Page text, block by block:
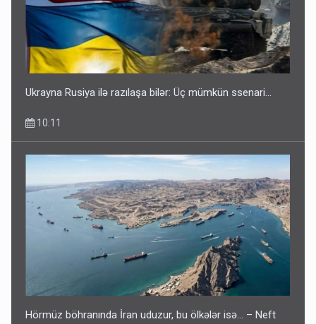
Ukrayna Rusiya ilə razılaşa bilər: Üç mümkün ssenari...
10:11
Hörmüz böhranında İran uduzur, bu ölkələr isə... – Neft